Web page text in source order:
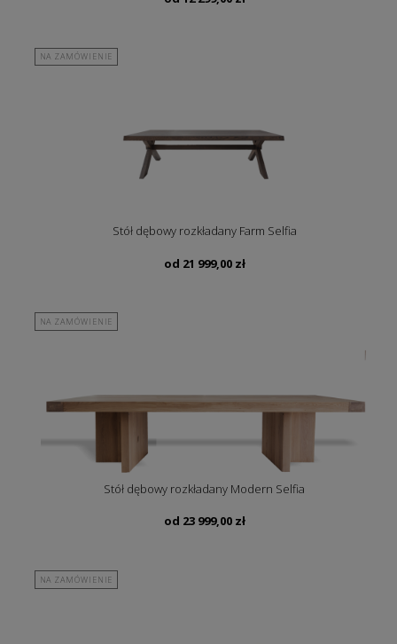
NA ZAMÓWIENIE
Stół dębowy rozkładany Farm Selfia
od 21 999,00 zł
NA ZAMÓWIENIE
Stół dębowy rozkładany Modern Selfia
od 23 999,00 zł
NA ZAMÓWIENIE